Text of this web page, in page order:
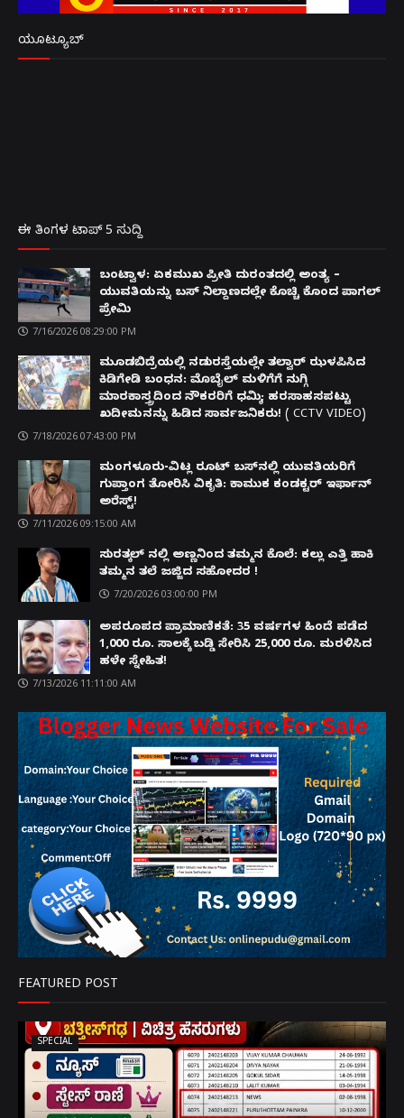
ಯೂಟ್ಯೂಬ್
ಈ ತಿಂಗಳ ಟಾಪ್ 5 ಸುದ್ದಿ
ಬಂಟ್ವಾಳ: ಏಕಮುಖ ಪ್ರೀತಿ ದುರಂತದಲ್ಲಿ ಅಂತ್ಯ –
ಯುವತಿಯನ್ನು ಬಸ್ ನಿಲ್ದಾಣದಲ್ಲೇ ಕೊಚ್ಚಿ ಕೊಂದ ಪಾಗಲ್
ಪ್ರೇಮಿ
7/16/2026 08:29:00 PM
ಮೂಡಬಿದ್ರೆಯಲ್ಲಿ ನಡುರಸ್ತೆಯಲ್ಲೇ ತಲ್ವಾರ್ ಝಳಪಿಸಿದ
ಕಿಡಿಗೇಡಿ ಬಂಧನ: ಮೊಬೈಲ್ ಮಳಿಗೆಗೆ ನುಗ್ಗಿ
ಮಾರಕಾಸ್ತ್ರದಿಂದ ನೌಕರರಿಗೆ ಧಮ್ಕಿ; ಹರಸಾಹಸಪಟ್ಟು
ಖದೀಮನನ್ನು ಹಿಡಿದ ಸಾರ್ವಜನಿಕರು! ( CCTV VIDEO)
7/18/2026 07:43:00 PM
ಮಂಗಳೂರು-ವಿಟ್ಲ ರೂಟ್ ಬಸ್‌ನಲ್ಲಿ ಯುವತಿಯರಿಗೆ
ಗುಪ್ತಾಂಗ ತೋರಿಸಿ ವಿಕೃತಿ: ಕಾಮುಕ ಕಂಡಕ್ಟರ್ ಇರ್ಫಾನ್
ಅರೆಸ್ಟ್!
7/11/2026 09:15:00 AM
ಸುರತ್ಕಲ್ ನಲ್ಲಿ ಅಣ್ಣನಿಂದ ತಮ್ಮನ ಕೊಲೆ: ಕಲ್ಲು ಎತ್ತಿ ಹಾಕಿ
ತಮ್ಮನ ತಲೆ ಜಜ್ಜಿದ ಸಹೋದರ !
7/20/2026 03:00:00 PM
ಅಪರೂಪದ ಪ್ರಾಮಾಣಿಕತೆ: 35 ವರ್ಷಗಳ ಹಿಂದೆ ಪಡೆದ
1,000 ರೂ. ಸಾಲಕ್ಕೆ ಬಡ್ಡಿ ಸೇರಿಸಿ 25,000 ರೂ. ಮರಳಿಸಿದ
ಹಳೇ ಸ್ನೇಹಿತ!
7/13/2026 11:11:00 AM
FEATURED POST
SPECIAL